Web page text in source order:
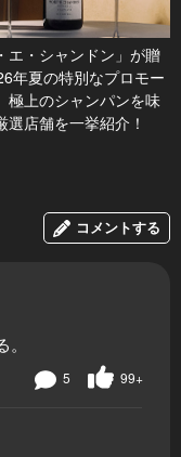
エ・シャンドン」が贈
年夏の特別なプロモー
極上のシャンパンを味
選店舗を一挙紹介！
コメントする
99+
5